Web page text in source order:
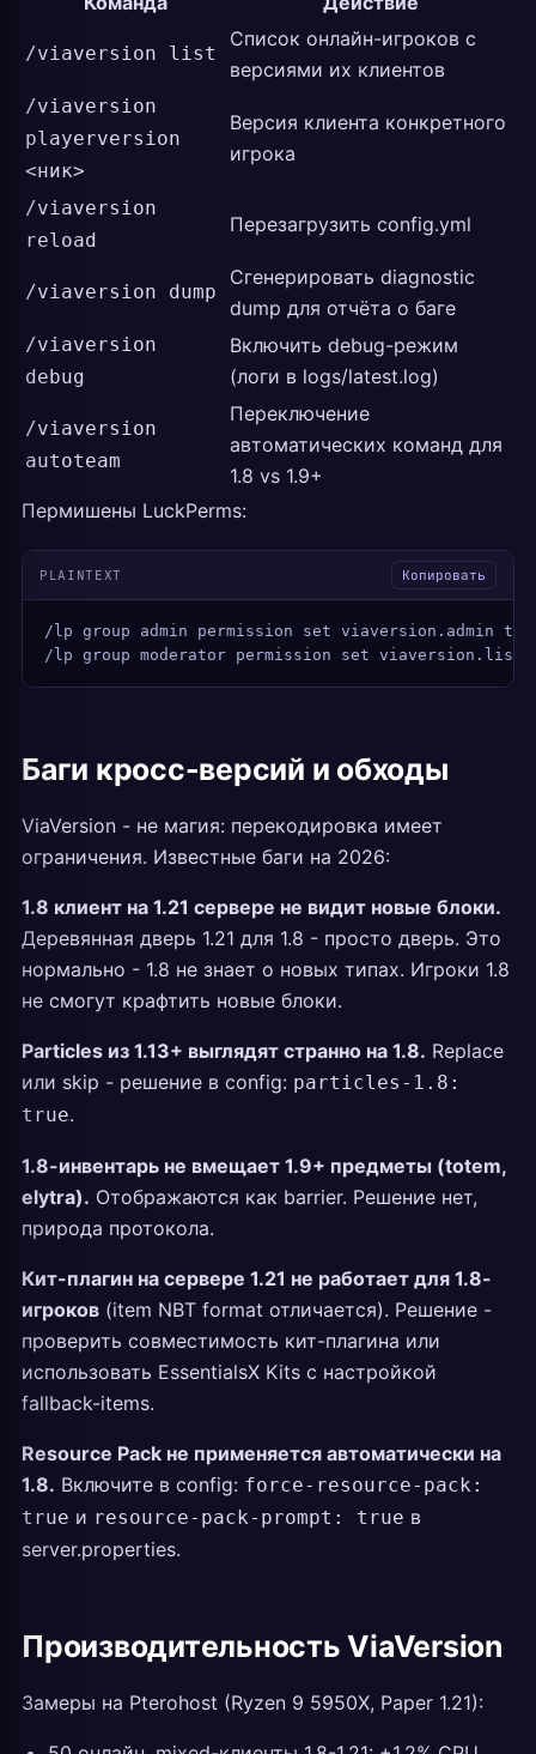
/viaversion list
Список онлайн-игроков с
версиями их клиентов
/viaversion
playerversion
<ник>
Версия клиента конкретного
игрока
/viaversion
reload
Перезагрузить config.yml
/viaversion dump
Сгенерировать diagnostic
dump для отчёта о баге
/viaversion
debug
Включить debug-режим
(логи в logs/latest.log)
/viaversion
autoteam
Переключение
автоматических команд для
1.8 vs 1.9+
Пермишены LuckPerms:
PLAINTEXT Копировать
/lp group admin permission set viaversion.admin
/lp group moderator permission set viaversion.list
Баги кросс-версий и обходы
ViaVersion - не магия: перекодировка имеет
ограничения. Известные баги на 2026:
1.8 клиент на 1.21 сервере не видит новые блоки.
Деревянная дверь 1.21 для 1.8 - просто дверь. Это
нормально - 1.8 не знает о новых типах. Игроки 1.8
не смогут крафтить новые блоки.
Particles из 1.13+ выглядят странно на 1.8. Replace
или skip - решение в config: particles-1.8:
true.
1.8-инвентарь не вмещает 1.9+ предметы (totem,
elytra). Отображаются как barrier. Решение нет,
природа протокола.
Кит-плагин на сервере 1.21 не работает для 1.8-
игроков (item NBT format отличается). Решение -
проверить совместимость кит-плагина или
использовать EssentialsX Kits с настройкой
fallback-items.
Resource Pack не применяется автоматически на
1.8. Включите в config: force-resource-pack:
true и resource-pack-prompt: true в
server.properties.
Производительность ViaVersion
Замеры на Pterohost (Ryzen 9 5950X, Paper 1.21):